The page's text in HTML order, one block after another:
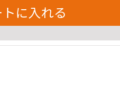
に入れる